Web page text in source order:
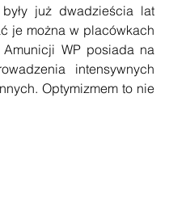
były już dwadzieścia lat
je można w placówkach
Amunicji WP posiada na
intensywnych
Optymizmem to nie